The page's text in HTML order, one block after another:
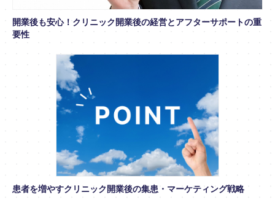
開業後も安心！クリニック開業後の経営とアフターサポートの重
要性
患者を増やすクリニック開業後の集患・マーケティング戦略